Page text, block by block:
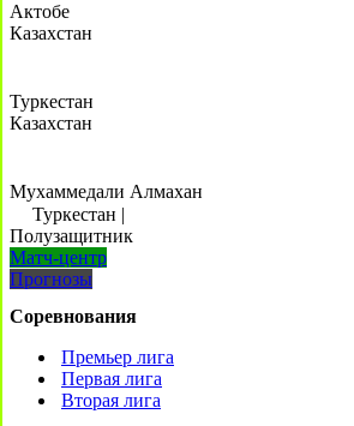
Актобе
Казахстан
Туркестан
Казахстан
Мухаммедали Алмахан
Туркестан |
Полузащитник
Матч-центр
Прогнозы
Соревнования
Премьер лига
Первая лига
Вторая лига